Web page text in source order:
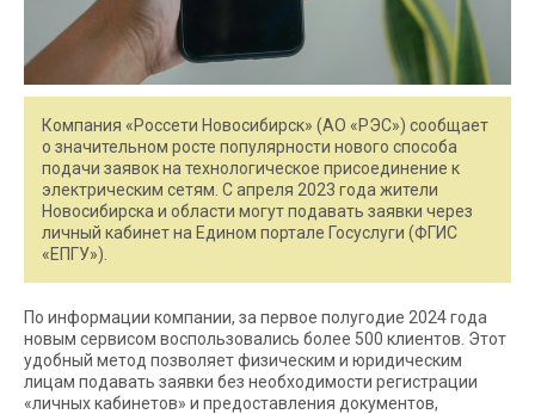
Компания «Россети Новосибирск» (АО «РЭС») сообщает
о значительном росте популярности нового способа
подачи заявок на технологическое присоединение к
электрическим сетям. С апреля 2023 года жители
Новосибирска и области могут подавать заявки через
личный кабинет на Едином портале Госуслуги (ФГИС
«ЕПГУ»).
По информации компании, за первое полугодие 2024 года
новым сервисом воспользовались более 500 клиентов. Этот
удобный метод позволяет физическим и юридическим
лицам подавать заявки без необходимости регистрации
«личных кабинетов» и предоставления документов,